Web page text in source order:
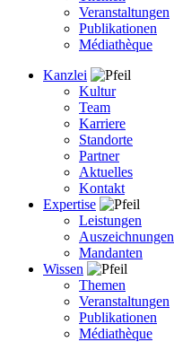
Veranstaltungen
Publikationen
Médiathèque
Kanzlei
Kultur
Team
Karriere
Standorte
Partner
Aktuelles
Kontakt
Expertise
Leistungen
Auszeichnungen
Mandanten
Wissen
Themen
Veranstaltungen
Publikationen
Médiathèque